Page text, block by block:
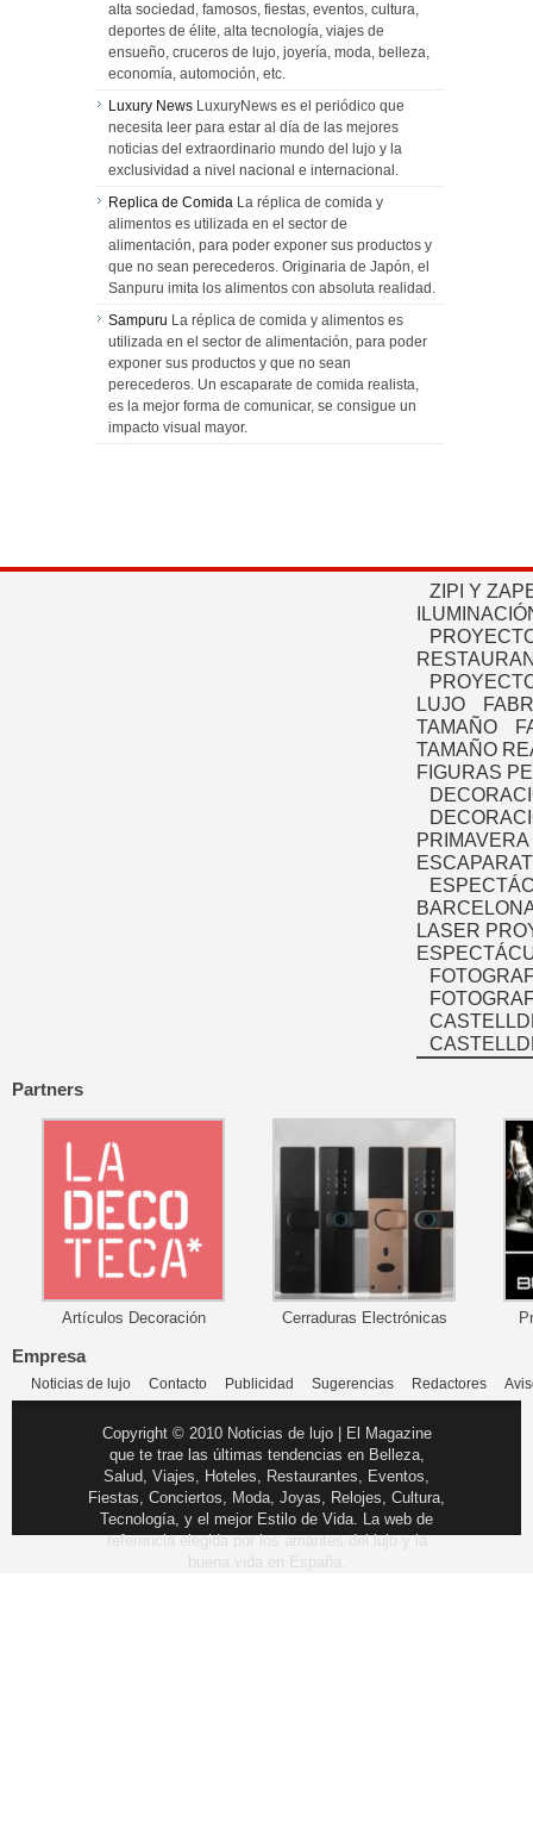
alta sociedad, famosos, fiestas, eventos, cultura,
deportes de élite, alta tecnología, viajes de
ensueño, cruceros de lujo, joyería, moda, belleza,
economía, automoción, etc.
Luxury News LuxuryNews es el periódico que
necesita leer para estar al día de las mejores
noticias del extraordinario mundo del lujo y la
exclusividad a nivel nacional e internacional.
Replica de Comida La réplica de comida y
alimentos es utilizada en el sector de
alimentación, para poder exponer sus productos y
que no sean perecederos. Originaria de Japón, el
Sanpuru imita los alimentos con absoluta realidad.
Sampuru La réplica de comida y alimentos es
utilizada en el sector de alimentación, para poder
exponer sus productos y que no sean
perecederos. Un escaparate de comida realista,
es la mejor forma de comunicar, se consigue un
impacto visual mayor.
ZIPI Y
LUJO
TAMAÑO
TAMAÑO
FIGURAS
PRIMAVERA
LASER
Partners
Artículos Decoración Cerraduras Electrónicas
Empresa
Noticias de lujo Contacto Publicidad Sugerencias Redactores
Copyright © 2010 Noticias de lujo | El Magazine
que te trae las últimas tendencias en Belleza,
Salud, Viajes, Hoteles, Restaurantes, Eventos,
Fiestas, Conciertos, Moda, Joyas, Relojes, Cultura,
Tecnología, y el mejor Estilo de Vida. La web de
referencia elegida por los amantes del lujo y la